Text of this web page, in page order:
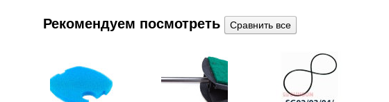
Рекомендуем посмотреть